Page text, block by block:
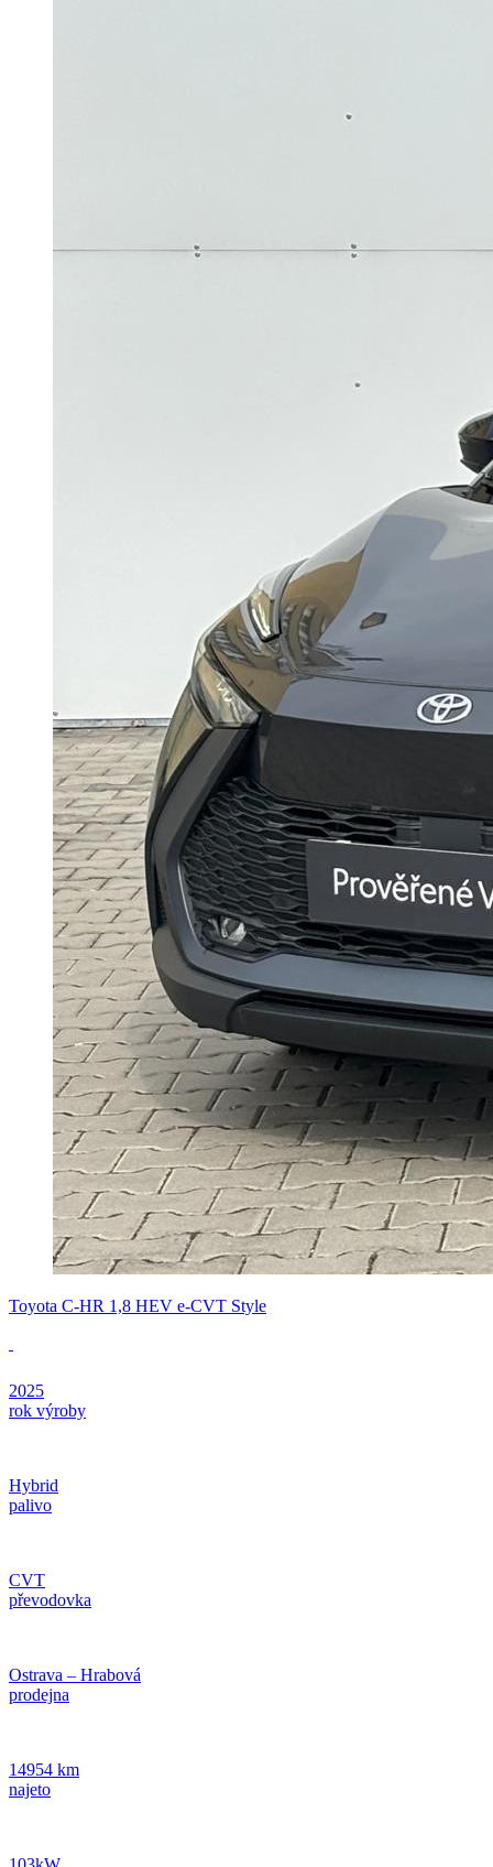
Toyota C-HR 1,8 HEV e-CVT Style
2025
rok výroby
Hybrid
palivo
CVT
převodovka
Ostrava – Hrabová
prodejna
14954 km
najeto